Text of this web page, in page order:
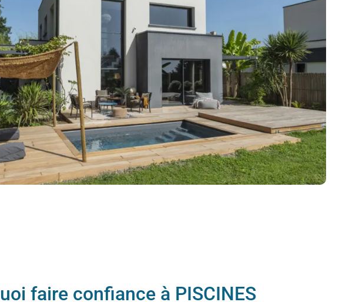
faire confiance à PISCINES